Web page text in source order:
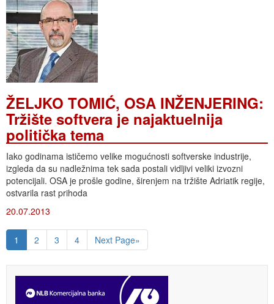
ŽELJKO TOMIĆ, OSA INŽENJERING:
Tržište softvera je najaktuelnija
politička tema
Iako godinama ističemo velike mogućnosti softverske industrije,
izgleda da su nadležnima tek sada postali vidljivi veliki izvozni
potencijali. OSA je prošle godine, širenjem na tržište Adriatik regije,
ostvarila rast prihoda
20.07.2013
1 2 3 4 Next Page»